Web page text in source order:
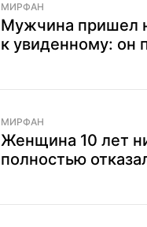
МИРФАН
Мужчина пришел
к увиденному: он
МИРФАН
Женщина 10 лет
полностью